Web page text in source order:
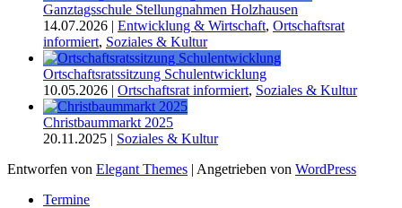
Ganztagsschule Stellungnahmen Holzhausen
14.07.2026 | Entwicklung & Wirtschaft, Ortschaftsrat
informiert, Soziales & Kultur
Ortschaftsratssitzung Schulentwicklung
10.05.2026 | Ortschaftsrat informiert, Soziales & Kultur
Christbaummarkt 2025
20.11.2025 | Soziales & Kultur
Entworfen von Elegant Themes | Angetrieben von WordPress
Termine